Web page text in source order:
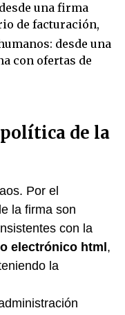
una firma
de facturación,
desde una
con ofertas de
de la
Por el
la firma son
con la
electrónico html,
la